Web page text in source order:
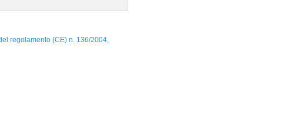
regolamento (CE) n. 136/2004,